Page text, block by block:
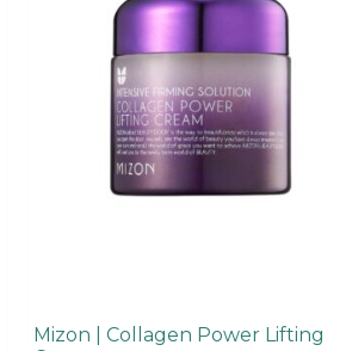
Mizon | Collagen Power Lifting